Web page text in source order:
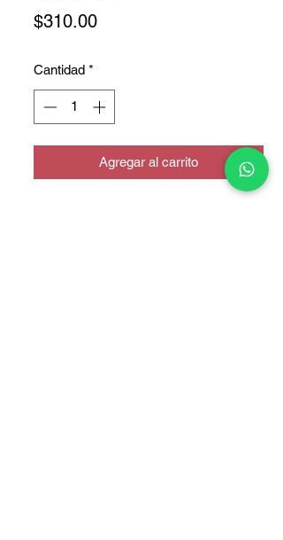
$310.00Precio
Cantidad *
Agregar al carrito